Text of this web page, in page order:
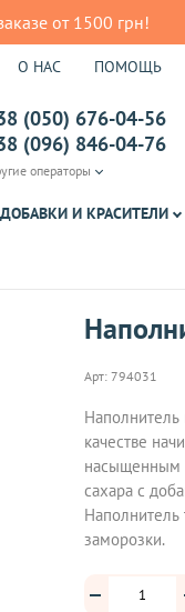
от 1500 грн!
О НАС ПОМОЩЬ
(050) 676-04-56
(096) 846-04-76
операторы
И КРАСИТЕЛИ
Арт: 794031
качестве
насыщенным
сахара с
заморозки.